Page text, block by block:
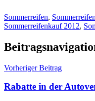
Sommerreifen,
Sommerreifenkauf 2012,
Vorheriger Beitrag
Rabatte in der